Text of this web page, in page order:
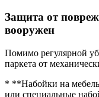
Защита от
вооружен
Помимо регулярной
паркета от
* **Набойки на
или специальные